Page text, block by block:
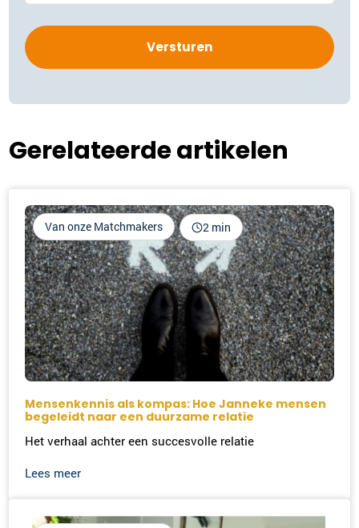
Gerelateerde artikelen
Van onze Matchmakers 2 min
Mensenkennis als kompas: Hoe Janneke mensen
begeleidt naar een duurzame relatie
Het verhaal achter een succesvolle relatie
Lees meer